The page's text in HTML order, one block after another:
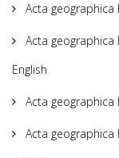
Acta geographica
Acta geographica
English
Acta geographica
Acta geographica